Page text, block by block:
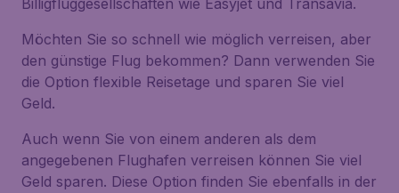
Billigfluggesellschaften wie Easyjet und Transavia.
Möchten Sie so schnell wie möglich verreisen, aber
den günstige Flug bekommen? Dann verwenden Sie
die Option flexible Reisetage und sparen Sie viel
Geld.
Auch wenn Sie von einem anderen als dem
angegebenen Flughafen verreisen können Sie viel
Geld sparen. Diese Option finden Sie ebenfalls in der